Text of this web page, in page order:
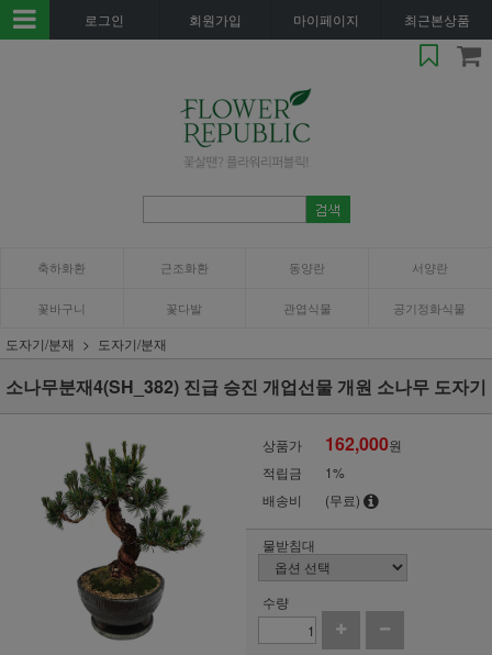
로그인 회원가입 마이페이지 최근본상품
축하화환 근조화환 동양란 서양란
꽃바구니 꽃다발 관엽식물 공기정화식물
도자기/분재 도자기/분재
소나무분재4(SH_382) 진급 승진 개업선물 개원 소나무 도자기
상품가 162,000원
적립금
1%
배송비
(무료)
물받침대
수량